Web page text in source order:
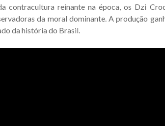
contracultura reinante na época, os Dzi
da moral dominante. A produção
da história do Brasil.